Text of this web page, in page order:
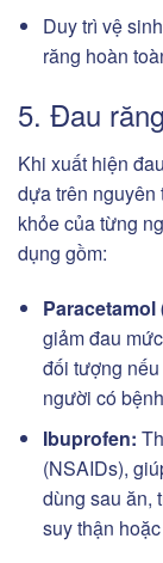
Duy trì vệ
răng hoàn
5. Đau
Khi xuất hiện
dựa trên nguyên
khỏe của từng
dụng gồm:
giảm đau
đối tượng
người có
Ibuprofen:
(NSAIDs),
dùng sau ăn,
suy thận